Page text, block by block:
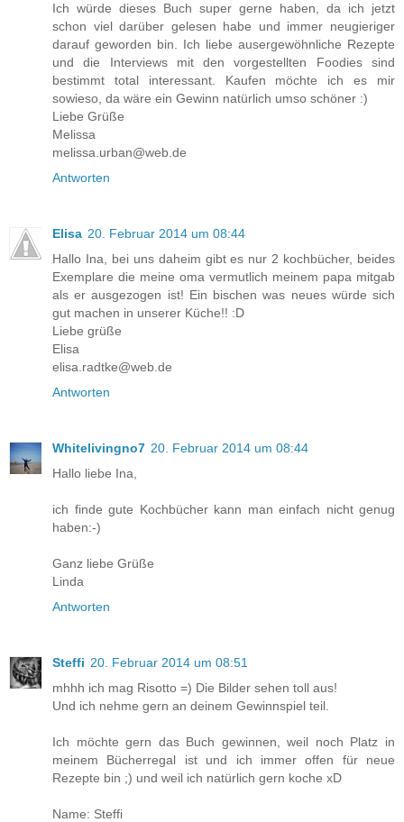
Ich würde dieses Buch super gerne haben, da ich jetzt
schon viel darüber gelesen habe und immer neugieriger
darauf geworden bin. Ich liebe ausergewöhnliche Rezepte
und die Interviews mit den vorgestellten Foodies sind
bestimmt total interessant. Kaufen möchte ich es mir
sowieso, da wäre ein Gewinn natürlich umso schöner :)
Liebe Grüße
Melissa
melissa.urban@web.de
Antworten
Elisa 20. Februar 2014 um 08:44
Hallo Ina, bei uns daheim gibt es nur 2 kochbücher, beides
Exemplare die meine oma vermutlich meinem papa mitgab
als er ausgezogen ist! Ein bischen was neues würde sich
gut machen in unserer Küche!! :D
Liebe grüße
Elisa
elisa.radtke@web.de
Antworten
Whitelivingno7 20. Februar 2014 um 08:44
Hallo liebe Ina,
ich finde gute Kochbücher kann man einfach nicht genug
haben:-)
Ganz liebe Grüße
Linda
Antworten
Steffi 20. Februar 2014 um 08:51
mhhh ich mag Risotto =) Die Bilder sehen toll aus!
Und ich nehme gern an deinem Gewinnspiel teil.
Ich möchte gern das Buch gewinnen, weil noch Platz in
meinem Bücherregal ist und ich immer offen für neue
Rezepte bin ;) und weil ich natürlich gern koche xD
Name: Steffi